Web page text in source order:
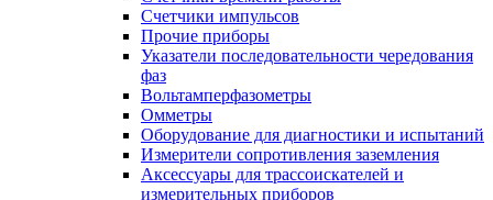
Счетчики импульсов
Прочие приборы
Указатели последовательности чередования
фаз
Вольтамперфазометры
Омметры
Оборудование для диагностики и испытаний
Измерители сопротивления заземления
Аксессуары для трассоискателей и
измерительных приборов